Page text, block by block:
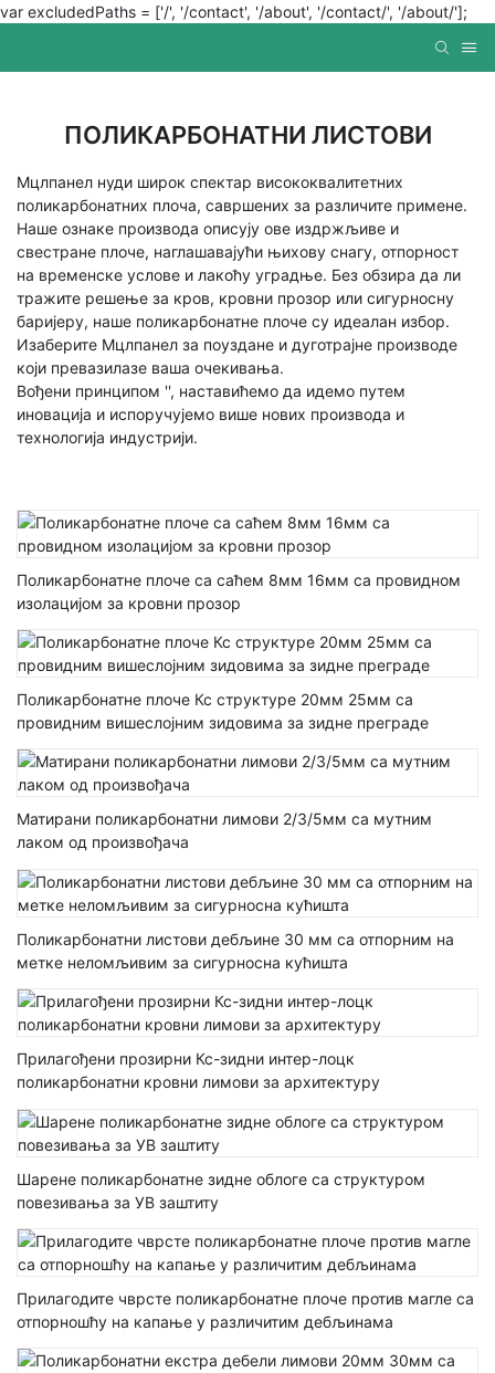
var excludedPaths = ['/', '/contact', '/about', '/contact/', '/about/'];
ПОЛИКАРБОНАТНИ ЛИСТОВИ
Мцлпанел нуди широк спектар висококвалитетних
поликарбонатних плоча, савршених за различите примене.
Наше ознаке производа описују ове издржљиве и
свестране плоче, наглашавајући њихову снагу, отпорност
на временске услове и лакоћу уградње. Без обзира да ли
тражите решење за кров, кровни прозор или сигурносну
баријеру, наше поликарбонатне плоче су идеалан избор.
Изаберите Мцлпанел за поуздане и дуготрајне производе
који превазилазе ваша очекивања.
Вођени принципом '', наставићемо да идемо путем
иновација и испоручујемо више нових производа и
технологија индустрији.
Поликарбонатне плоче са саћем 8мм 16мм са провидном
изолацијом за кровни прозор
Поликарбонатне плоче Кс структуре 20мм 25мм са
провидним вишеслојним зидовима за зидне преграде
Матирани поликарбонатни лимови 2/3/5мм са мутним
лаком од произвођача
Поликарбонатни листови дебљине 30 мм са отпорним на
метке неломљивим за сигурносна кућишта
Прилагођени прозирни Кс-зидни интер-лоцк
поликарбонатни кровни лимови за архитектуру
Шарене поликарбонатне зидне облоге са структуром
повезивања за УВ заштиту
Прилагодите чврсте поликарбонатне плоче против магле са
отпорношћу на капање у различитим дебљинама